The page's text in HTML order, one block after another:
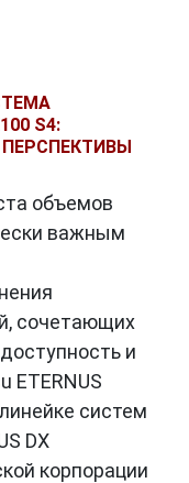
S4:
объемов
важным
сочетающих
и
ETERNUS
систем
DX
корпорации